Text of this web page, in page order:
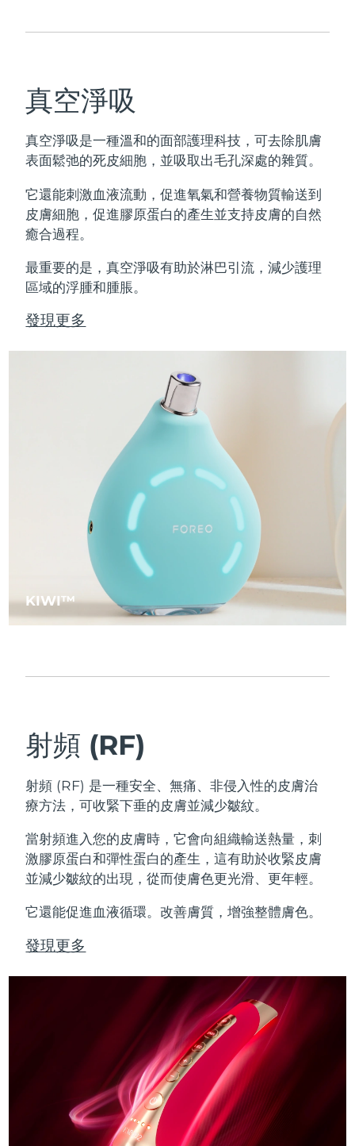
真空淨吸
真空淨吸是一種溫和的面部護理科技，可去除肌膚
表面鬆弛的死皮細胞，並吸取出毛孔深處的雜質。
它還能刺激血液流動，促進氧氣和營養物質輸送到
皮膚細胞，促進膠原蛋白的產生並支持皮膚的自然
癒合過程。
最重要的是，真空淨吸有助於淋巴引流，減少護理
區域的浮腫和腫脹。
發現更多
KIWI™
射頻 (RF)
射頻 (RF) 是一種安全、無痛、非侵入性的皮膚治
療方法，可收緊下垂的皮膚並減少皺紋。
當射頻進入您的皮膚時，它會向組織輸送熱量，刺
激膠原蛋白和彈性蛋白的產生，這有助於收緊皮膚
並減少皺紋的出現，從而使膚色更光滑、更年輕。
它還能促進血液循環。改善膚質，增強整體膚色。
發現更多